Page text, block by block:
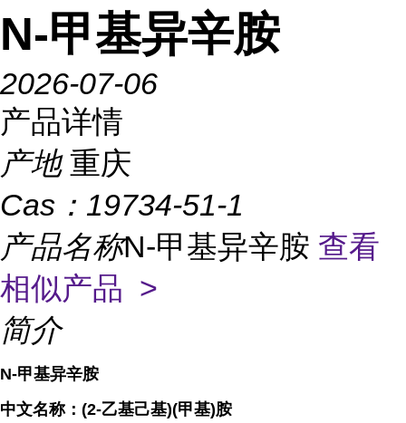
N-甲基异辛胺
2026-07-06
产品详情
产地 重庆
Cas： 19734-51-1
产品名称N-甲基异辛胺 查看
相似产品 >
简介
N-甲基异辛胺
中文名称：(2-乙基己基)(甲基)胺